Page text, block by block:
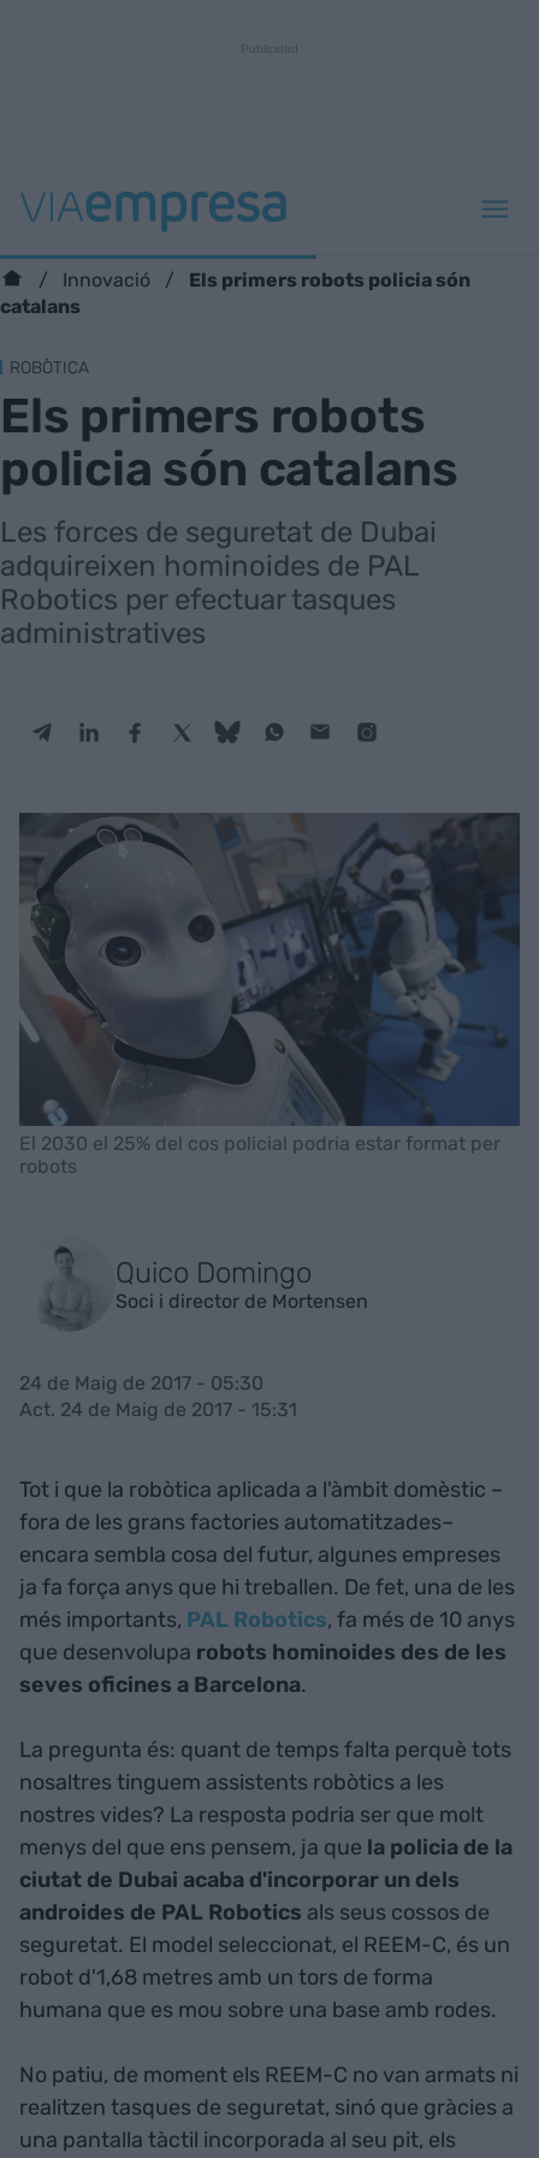
Innovació
Els primers robots policia són
catalans
ROBÒTICA
Els primers robots
policia són catalans
Les forces de seguretat de Dubai
adquireixen hominoides de PAL
Robotics per efectuar tasques
administratives
El 2030 el 25% del cos policial podria estar format per
robots
Quico Domingo
Soci i director de Mortensen
24 de Maig de 2017 - 05:30
Act. 24 de Maig de 2017 - 15:31
Tot i que la robòtica aplicada a l'àmbit domèstic –
fora de les grans factories automatitzades–
encara sembla cosa del futur, algunes empreses
ja fa força anys que hi treballen. De fet, una de les
més importants, PAL Robotics, fa més de 10 anys
que desenvolupa robots hominoides des de les
seves oficines a Barcelona.
La pregunta és: quant de temps falta perquè tots
nosaltres tinguem assistents robòtics a les
nostres vides? La resposta podria ser que molt
menys del que ens pensem, ja que la policia de la
ciutat de Dubai acaba d'incorporar un dels
androides de PAL Robotics als seus cossos de
seguretat. El model seleccionat, el REEM-C, és un
robot d'1,68 metres amb un tors de forma
humana que es mou sobre una base amb rodes.
No patiu, de moment els REEM-C no van armats ni
realitzen tasques de seguretat, sinó que gràcies a
una pantalla tàctil incorporada al seu pit, els